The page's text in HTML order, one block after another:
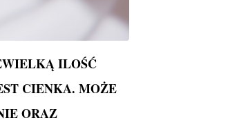
ILOŚĆ
CIENKA. MOŻE
ORAZ